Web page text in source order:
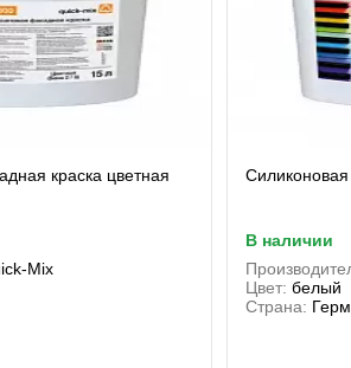
краска цветная
Mix
в наличии
Цвет: белый
Страна: